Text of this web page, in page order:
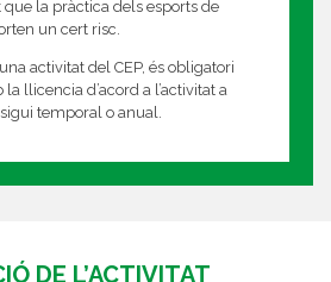
la pràctica dels esports de
un cert risc.
activitat del CEP, és obligatori
llicencia d’acord a l’activitat a
temporal o anual.
DE L’ACTIVITAT